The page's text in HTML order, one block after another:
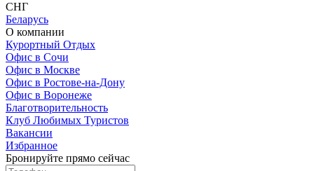
СНГ
Беларусь
О компании
Курортный Отдых
Офис в Сочи
Офис в Москве
Офис в Ростове-на-Дону
Офис в Воронеже
Благотворительность
Клуб Любимых Туристов
Вакансии
Избранное
Бронируйте прямо сейчас